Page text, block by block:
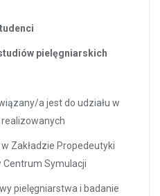
pielęgniarskich
a jest do udziału w
Zakładzie Propedeutyki
Centrum Symulacji
pielęgniarstwa i badanie